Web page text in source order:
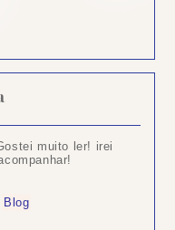
muito ler! irei
Blog